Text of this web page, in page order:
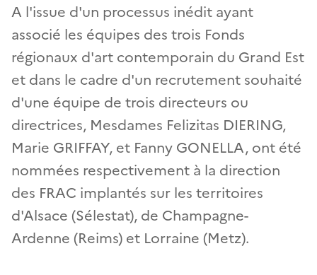
A l'issue d'un processus inédit ayant
associé les équipes des trois Fonds
régionaux d'art contemporain du Grand Est
et dans le cadre d'un recrutement souhaité
d'une équipe de trois directeurs ou
directrices, Mesdames Felizitas DIERING,
Marie GRIFFAY, et Fanny GONELLA, ont été
nommées respectivement à la direction
des FRAC implantés sur les territoires
d'Alsace (Sélestat), de Champagne-
Ardenne (Reims) et Lorraine (Metz).